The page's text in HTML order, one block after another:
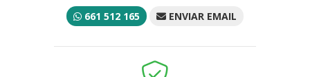
661 512 165 ENVIAR EMAIL